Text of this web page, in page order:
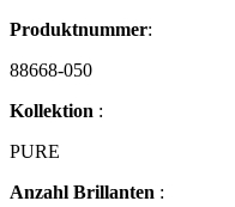
Produktnummer:
88668-050
Kollektion :
PURE
Anzahl Brillanten :